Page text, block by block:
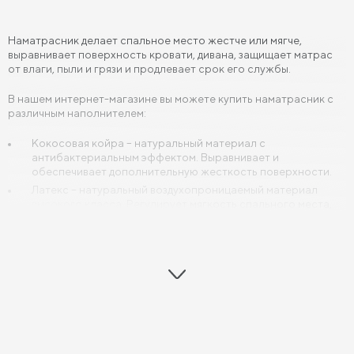
Наматрасник делает спальное место жестче или мягче,
выравнивает поверхность кровати, дивана, защищает матрас
от влаги, пыли и грязи и продлевает срок его службы.
В нашем интернет-магазине вы можете купить наматрасник с
различным наполнителем:
Кокосовая койра – натуральный материал с
антибактериальным эффектом. Выравнивает и
обеспечивает дополнительную жесткость поверхности.
Memory – инновационный эргономичный материал с